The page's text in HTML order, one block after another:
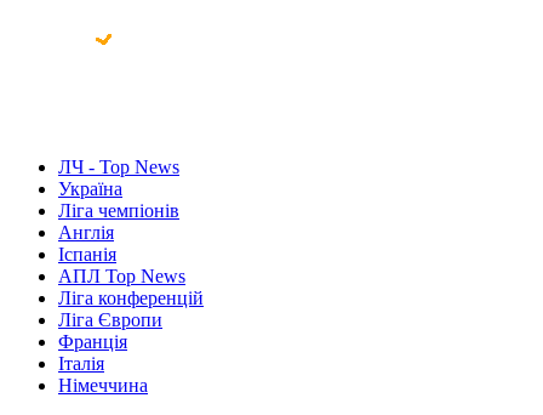
ЛЧ - Top News
Україна
Ліга чемпіонів
Англія
Іспанія
АПЛ Top News
Ліга конференцій
Ліга Європи
Франція
Італія
Німеччина